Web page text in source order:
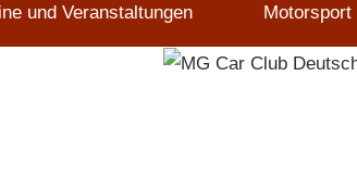
und Veranstaltungen Motorsport